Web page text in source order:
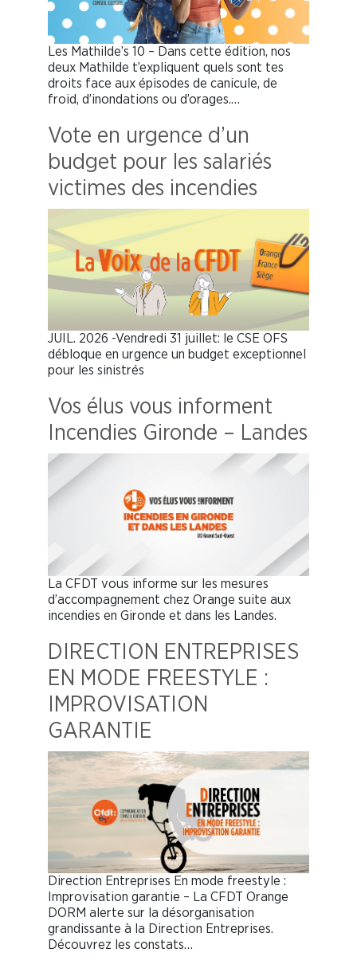
Les Mathilde’s 10 – Dans cette édition, nos
deux Mathilde t’expliquent quels sont tes
droits face aux épisodes de canicule, de
froid, d’inondations ou d’orages.…
Vote en urgence d’un
budget pour les salariés
victimes des incendies
JUIL. 2026 -Vendredi 31 juillet: le CSE OFS
débloque en urgence un budget exceptionnel
pour les sinistrés
Vos élus vous informent
Incendies Gironde – Landes
La CFDT vous informe sur les mesures
d’accompagnement chez Orange suite aux
incendies en Gironde et dans les Landes.
DIRECTION ENTREPRISES
EN MODE FREESTYLE :
IMPROVISATION
GARANTIE
Direction Entreprises En mode freestyle :
Improvisation garantie – La CFDT Orange
DORM alerte sur la désorganisation
grandissante à la Direction Entreprises.
Découvrez les constats…